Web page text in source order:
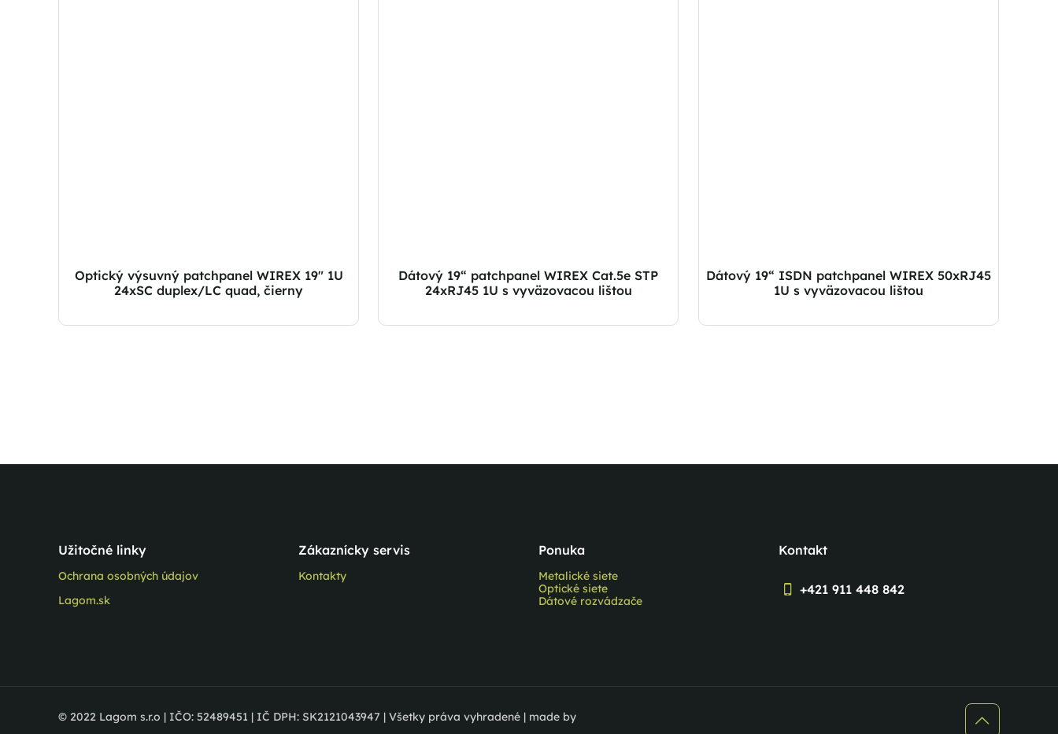
Optický výsuvný patchpanel WIREX 19″ 1U
24xSC duplex/LC quad, čierny
Dátový 19“ patchpanel WIREX Cat.5e STP
24xRJ45 1U s vyväzovacou lištou
Dátový 19“ ISDN patchpanel WIREX 50xRJ45
1U s vyväzovacou lištou
Užitočné linky
Ochrana osobných údajov
Lagom.sk
Zákaznícky servis
Kontakty
Ponuka
Metalické siete
Optické siete
Dátové rozvádzače
Kontakt
+421 911 448 842
© 2022 Lagom s.r.o | IČO: 52489451 | IČ DPH: SK2121043947 | Všetky práva vyhradené | made by